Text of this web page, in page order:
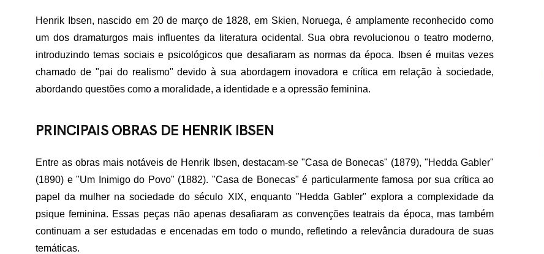
Henrik Ibsen, nascido em 20 de março de 1828, em Skien, Noruega, é amplamente reconhecido como
um dos dramaturgos mais influentes da literatura ocidental. Sua obra revolucionou o teatro moderno,
introduzindo temas sociais e psicológicos que desafiaram as normas da época. Ibsen é muitas vezes
chamado de "pai do realismo" devido à sua abordagem inovadora e crítica em relação à sociedade,
abordando questões como a moralidade, a identidade e a opressão feminina.
PRINCIPAIS OBRAS DE HENRIK IBSEN
Entre as obras mais notáveis de Henrik Ibsen, destacam-se "Casa de Bonecas" (1879), "Hedda Gabler"
(1890) e "Um Inimigo do Povo" (1882). "Casa de Bonecas" é particularmente famosa por sua crítica ao
papel da mulher na sociedade do século XIX, enquanto "Hedda Gabler" explora a complexidade da
psique feminina. Essas peças não apenas desafiaram as convenções teatrais da época, mas também
continuam a ser estudadas e encenadas em todo o mundo, refletindo a relevância duradoura de suas
temáticas.